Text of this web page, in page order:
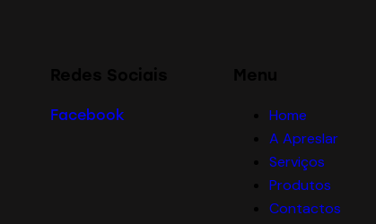
Facebook
Home
A Apreslar
Serviços
Produtos
Contactos